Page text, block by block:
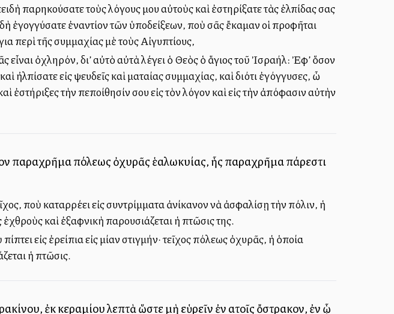
παρηκούσατε τοὺς λόγους μου αὐτοὺς καὶ ἐστηρίξατε τὰς ἐλπίδας σας
ἐγογγύσατε ἐναντίον τῶν ὑποδείξεων, ποὺ σᾶς ἔκαμαν οἱ προφῆται
περὶ τῆς συμμαχίας μὲ τοὺς Αἰγυπτίους,
εἶναι ὀχληρόν, δι’ αὐτὸ αὐτὰ λέγει ὁ Θεὸς ὁ ἅγιος τοῦ Ἰσραήλ: Ἐφ’ ὅσον
ἠλπίσατε εἰς ψευδεῖς καὶ ματαίας συμμαχίας, καὶ διότι ἐγόγγυσες, ὦ
τὴν πεποίθησίν σου εἰς τὸν λόγον καὶ εἰς τὴν ἀπόφασιν αὐτὴν
παραχρῆμα πόλεως ὀχυρᾶς ἑαλωκυίας, ἧς παραχρῆμα πάρεστι
ποὺ καταρρέει εἰς συντρίμματα ἀνίκανον νὰ ἀσφαλίσῃ τὴν πόλιν, ἡ
καὶ ἐξαφνικὴ παρουσιάζεται ἡ πτῶσις της.
εἰς ἐρείπια εἰς μίαν στιγμήν· τεῖχος πόλεως ὀχυρᾶς, ἡ ὁποία
ἡ πτῶσις.
ἐκ κεραμίου λεπτὰ ὥστε μὴ εὑρεῖν ἐν αὐτοῖς ὄστρακον, ἐν ᾧ